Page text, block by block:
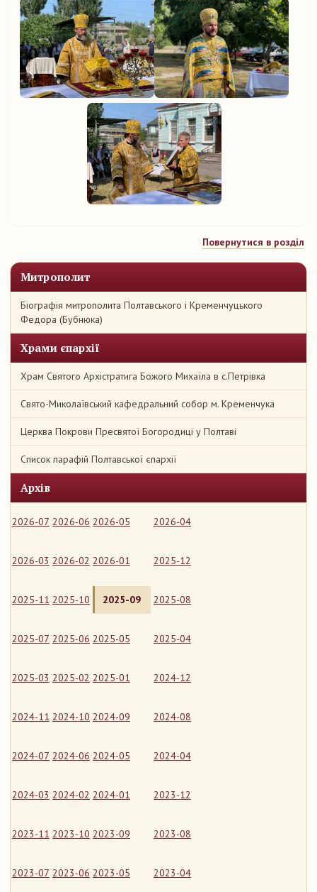
Митрополит
Біографія митрополита Полтавського і Кременчуцького
Федора (Бубнюка)
Храми єпархії
Храм Святого Архістратига Божого Михаїла в с.Петрівка
Свято-Миколаївський кафедральний собор м. Кременчука
Церква Покрови Пресвятої Богородиці у Полтаві
Список парафій Полтавської єпархії
Архів
2026-07 2026-06 2026-05 2026-04
2026-03 2026-02 2026-01 2025-12
2025-11 2025-10 2025-09 2025-08
2025-07 2025-06 2025-05 2025-04
2025-03 2025-02 2025-01 2024-12
2024-11 2024-10 2024-09 2024-08
2024-07 2024-06 2024-05 2024-04
2024-03 2024-02 2024-01 2023-12
2023-11 2023-10 2023-09 2023-08
2023-07 2023-06 2023-05 2023-04
Повернутися в розділ